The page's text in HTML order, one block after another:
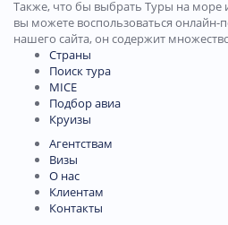
Также, что бы выбрать Туры на море
вы можете воспользоваться
нашего сайта, он содержит
Страны
Поиск тура
MICE
Подбор авиа
Круизы
Агентствам
Визы
О нас
Клиентам
Контакты